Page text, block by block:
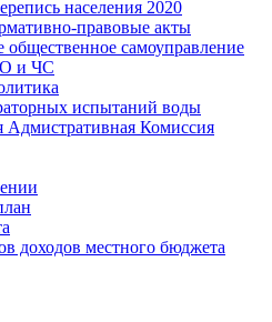
населения 2020
правовые акты
общественное самоуправление
и ЧС
испытаний воды
Адмистративная Комиссия
доходов местного бюджета